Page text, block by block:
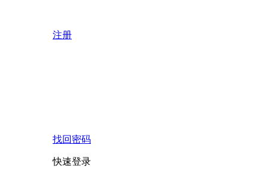
注册
找回密码
快速登录